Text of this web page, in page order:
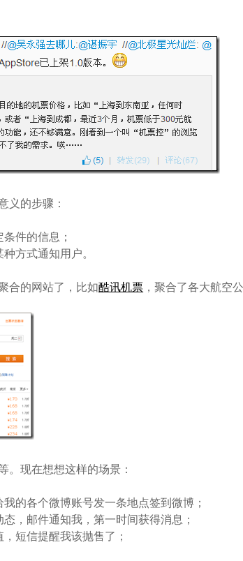
义的步骤：
件的信息；
方式通知用户。
合的网站了，比如酷讯机票 ，聚合了各大航空
。现在想想这样的场景：
的各个微博账号发一条地点签到微博；
，邮件通知我，第一时间获得消息；
短信提醒我该抛售了；